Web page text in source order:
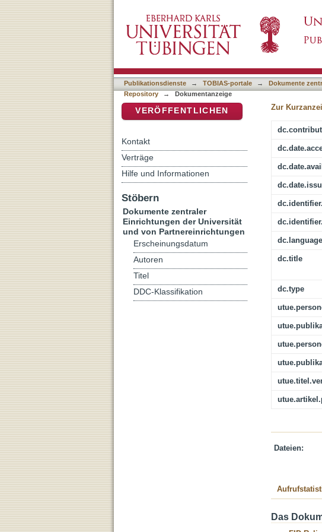
Publikationsdienste → TOBIAS-portale → Dokumente
Repository
→ Dokumentanzeige
Zur
dc.title
dc.type
Dateien:
Das
VERÖFFENTLICHEN
Kontakt
Verträge
Hilfe und Informationen
Stöbern
Dokumente zentraler
Einrichtungen der Universität
und von Partnereinrichtungen
Erscheinungsdatum
Autoren
Titel
DDC-Klassifikation